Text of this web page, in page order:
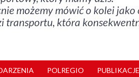
POLREGIO